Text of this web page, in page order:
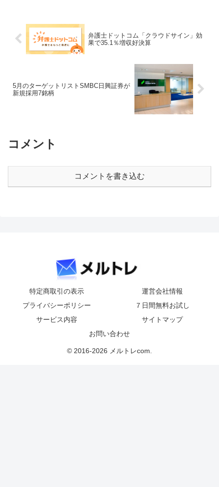
弁護士ドットコム「クラウドサイン」効
果で35.1％増収好決算
5月のターゲットリストSMBC日興証券が
新規採用7銘柄
コメント
コメントを書き込む
特定商取引の表示
運営会社情報
プライバシーポリシー
７日間無料お試し
サービス内容
サイトマップ
お問い合わせ
© 2016-2026 メルトレcom.